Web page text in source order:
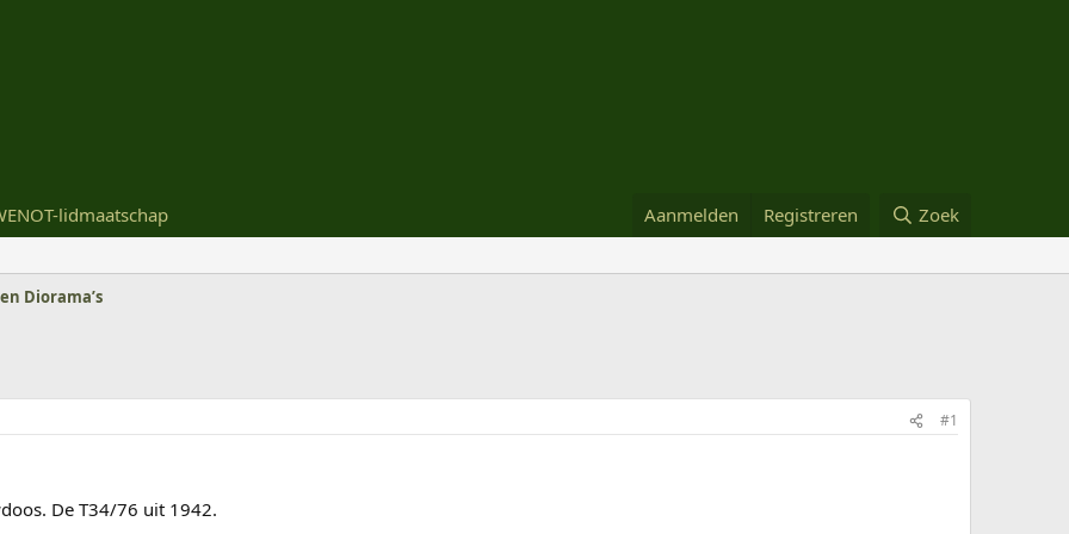
lidmaatschap Aanmelden Registreren Zoek
Diorama’s
#1
De T34/76 uit 1942.